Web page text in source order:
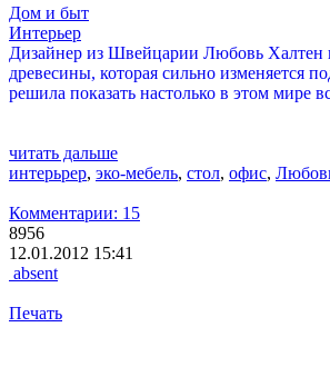
Дом и быт
Интерьер
Дизайнер из Швейцарии Любовь Халтен
древесины, которая сильно изменяется
решила показать настолько в этом мире
читать дальше
интерьрер, эко-мебель, стол, офис,
Комментарии: 15
8956
12.01.2012 15:41
absent
Печать